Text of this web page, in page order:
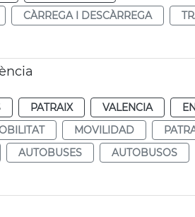
CÀRREGA I DESCÀRREGA
PATRAIX VALENCIA
MOVILIDAD
AUTOBUSES
AUTOBUSOS